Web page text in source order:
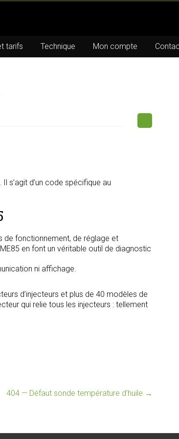
tarifs Technique Mon compte
s’agit d’un code spécifique au
fonctionnement, de réglage et
en font un véritable outil de diagnostic
ni affichage.
d’injecteurs et plus de 40 modèles de
qui relie tous les injecteurs : tellement
404 — Défaut sonde température d’huile →